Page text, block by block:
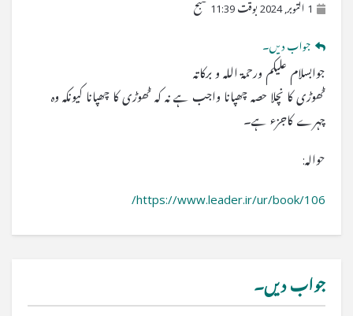
1 اکتوبر, 2024 بوقت 11:39 صبح
جواب دیں۔
جوابسلام علیکم ورحمۃ اللہ و برکاتہ
ٹھوڑی کا نچلا حصہ چھپانا واجب ہے نہ کہ ٹھوڑی کا چھپانا کیونکہ وہ
چہرے کاجزء ہے۔
حوالہ:
https://www.leader.ir/ur/book/106/
جواب دیں۔